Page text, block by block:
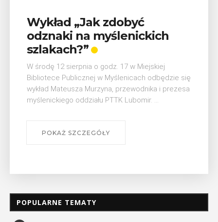
Wykład „Jak zdobyć
odznaki na myślenickich
szlakach?”
W środę 12 sierpnia o godz. 17 w Miejskiej
Bibliotece Publicznej w Myślenicach odbędzie się
wykład Mateusza Murzyna, przewodnika i prezesa
myślenickiego oddziału PTTK Lubomir. ...
POKAŻ SZCZEGÓŁY
POPULARNE TEMATY